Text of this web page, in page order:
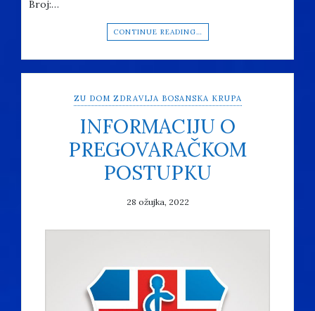
Broj:…
CONTINUE READING…
ZU DOM ZDRAVLJA BOSANSKA KRUPA
INFORMACIJU O
PREGOVARAČKOM
POSTUPKU
28 ožujka, 2022